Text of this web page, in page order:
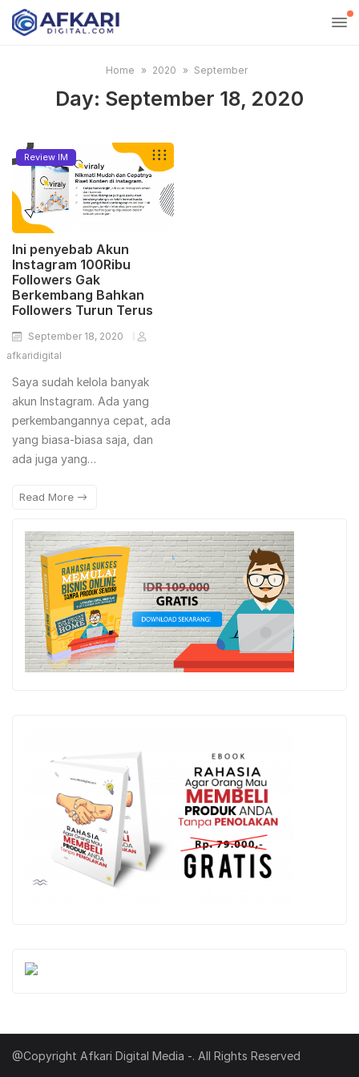
Home 2020 September
Day: September 18, 2020
Review IM
Ini penyebab Akun
Instagram 100Ribu
Followers Gak
Berkembang Bahkan
Followers Turun Terus
September 18, 2020
afkaridigital
Saya sudah kelola banyak
akun Instagram. Ada yang
perkembangannya cepat, ada
yang biasa-biasa saja, dan
ada juga yang…
Read More
@Copyright Afkari Digital Media -. All Rights Reserved